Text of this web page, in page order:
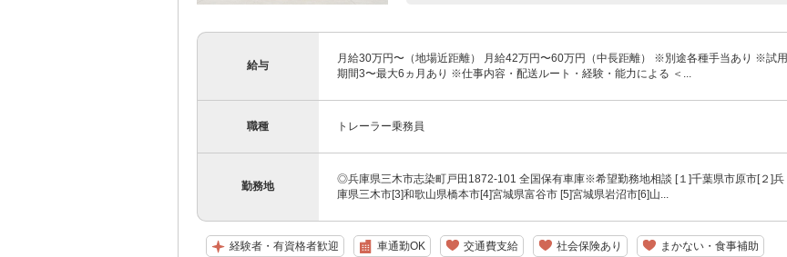
給与
月給30万円〜（地場近距離） 月給42万円〜60万円（中長距離） ※別途各種手当あり ※試用
期間3〜最大6ヵ月あり ※仕事内容・配送ルート・経験・能力による ＜...
職種 トレーラー乗務員
勤務地
◎兵庫県三木市志染町戸田1872-101 全国保有車庫※希望勤務地相談 [１]千葉県市原市[２]兵
庫県三木市[3]和歌山県橋本市[4]宮城県富谷市 [5]宮城県岩沼市[6]山...
経験者・有資格者歓迎 車通勤OK 交通費支給 社会保険あり まかない・食事補助